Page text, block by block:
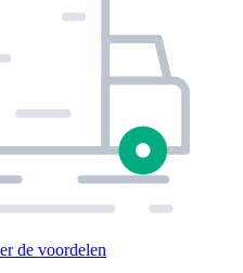
de voordelen